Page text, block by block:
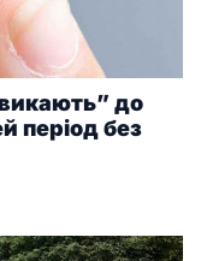
до
період без